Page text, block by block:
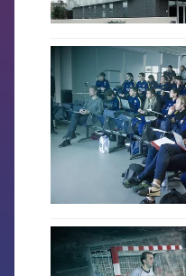
FCB Barcelona badge
FCB Barcelona badge